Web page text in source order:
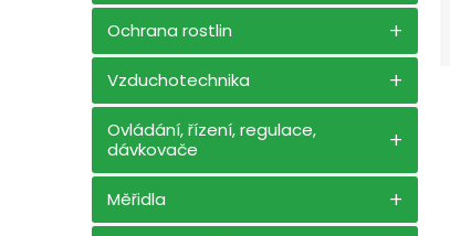
l
Ochrana rostlin
Vzduchotechnika
Ovládání, řízení, regulace,
dávkovače
Měřidla